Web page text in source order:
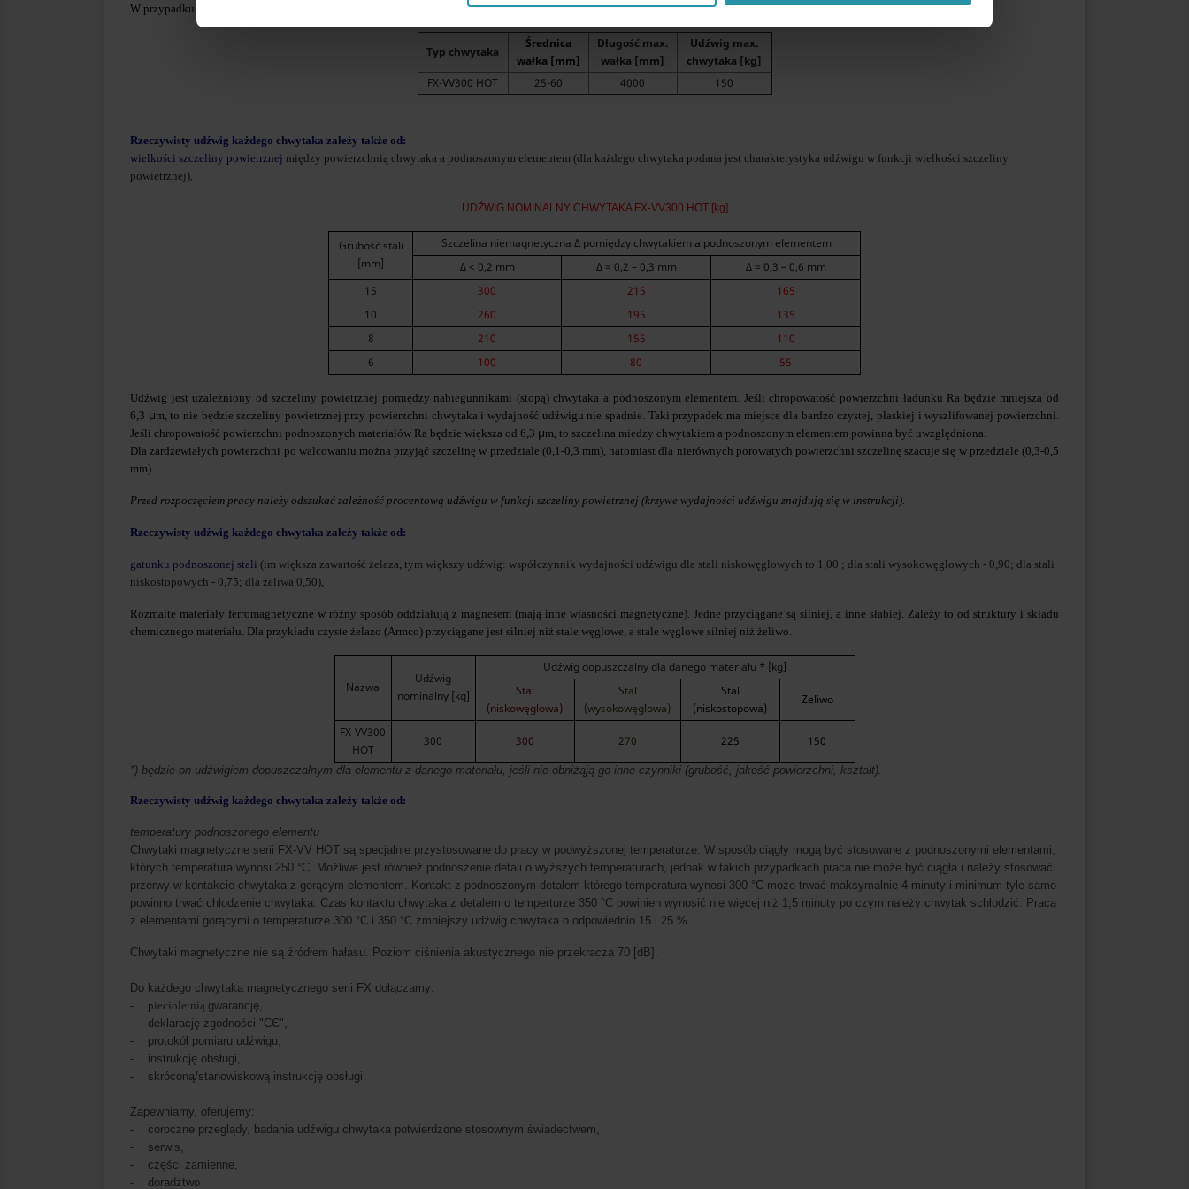
W przypadku transportu elementów okrągłych, takich jak rury, pręty, wałki stalowe, udźwig maksymalny chwytaka ulega zmniejszeniu:
Typ chwytaka
Średnica
wałka [mm]
Długość max.
wałka [mm]
Udźwig max.
chwytaka [kg]
FX-VV300 HOT
25-60 4000 150
Rzeczywisty udźwig każdego chwytaka zależy także od:
wielkości szczeliny powietrznej między powierzchnią chwytaka a podnoszonym elementem (dla każdego chwytaka podana jest charakterystyka udźwigu w funkcji wielkości szczeliny
powietrznej),
UDŹWIG NOMINALNY CHWYTAKA FX-VV300 HOT [kg]
Grubość stali
[mm]
Szczelina niemagnetyczna Δ pomiędzy chwytakiem a podnoszonym elementem
Δ < 0,2 mm
Δ = 0,2 – 0,3 mm
Δ = 0,3 – 0,6 mm
15
300 215
165
10
260 195
135
8
210 155
110
6
100 80 55
Udźwig jest uzależniony od szczeliny powietrznej pomiędzy nabiegunnikami (stopą) chwytaka a podnoszonym elementem. Jeśli chropowatość powierzchni ładunku Ra będzie mniejsza od
6,3 μm, to nie będzie szczeliny powietrznej przy powierzchni chwytaka i wydajność udźwigu nie spadnie. Taki przypadek ma miejsce dla bardzo czystej, płaskiej i wyszlifowanej powierzchni.
Jeśli chropowatość powierzchni podnoszonych materiałów Ra będzie większa od 6,3 μm, to szczelina miedzy chwytakiem a podnoszonym elementem powinna być uwzględniona.
Dla zardzewiałych powierzchni po walcowaniu można przyjąć szczelinę w przedziale (0,1-0,3 mm), natomiast dla nierównych porowatych powierzchni szczelinę szacuje się w przedziale (0,3-0,5
mm).
Przed rozpoczęciem pracy należy odszukać zależność procentową udźwigu w funkcji szczeliny powietrznej (krzywe wydajności udźwigu znajdują się w instrukcji).
Rzeczywisty udźwig każdego chwytaka zależy także od:
gatunku podnoszonej stali (im większa zawartość żelaza, tym większy udźwig: współczynnik wydajności udźwigu dla stali niskowęglowych to 1,00 ; dla stali wysokowęglowych - 0,90; dla stali
niskostopowych - 0,75; dla żeliwa 0,50),
Rozmaite materiały ferromagnetyczne w różny sposób oddziałują z magnesem (mają inne własności magnetyczne). Jedne przyciągane są silniej, a inne słabiej. Zależy to od struktury i składu
chemicznego materiału. Dla przykładu czyste żelazo (Armco) przyciągane jest silniej niż stale węglowe, a stale węglowe silniej niż żeliwo.
Nazwa
Udźwig
nominalny [kg]
Udźwig dopuszczalny dla danego materiału * [kg]
Stal
(niskowęglowa)
Stal
(wysokowęglowa)
Stal
(niskostopowa)
Żeliwo
FX-VV300
HOT
300 300 270 225 150
*) będzie on udźwigiem dopuszczalnym dla elementu z danego materiału, jeśli nie obniżąją go inne czynniki (grubość, jakość powierzchni, kształt).
Rzeczywisty udźwig każdego chwytaka zależy także od:
temperatury podnoszonego elementu
Chwytaki magnetyczne serii FX-VV HOT są specjalnie przystosowane do pracy w podwyższonej temperaturze. W sposób ciągły mogą być stosowane z podnoszonymi elementami,
których temperatura wynosi 250 °C. Możliwe jest również podnoszenie detali o wyższych temperaturach, jednak w takich przypadkach praca nie może być ciągła i należy stosować
przerwy w kontakcie chwytaka z gorącym elementem. Kontakt z podnoszonym detalem którego temperatura wynosi 300 °C może trwać maksymalnie 4 minuty i minimum tyle samo
powinno trwać chłodzenie chwytaka. Czas kontaktu chwytaka z detalem o temperturze 350 °C powinien wynosić nie więcej niż 1,5 minuty po czym należy chwytak schłodzić. Praca
z elementami gorącymi o temperaturze 300 °C i 350 °C zmniejszy udźwig chwytaka o odpowiednio 15 i 25 %
Chwytaki magnetyczne nie są źródłem hałasu. Poziom ciśnienia akustycznego nie przekracza 70 [dB].
Do każdego chwytaka magnetycznego serii FX dołączamy:
- piecioletnią gwarancję,
- deklarację zgodności "CЄ",
- protokół pomiaru udźwigu,
- instrukcję obsługi,
- skróconą/stanowiskową instrukcję obsługi.
Zapewniamy, oferujemy:
- coroczne przeglądy, badania udźwigu chwytaka potwierdzone stosownym świadectwem,
- serwis,
- części zamienne,
- doradztwo